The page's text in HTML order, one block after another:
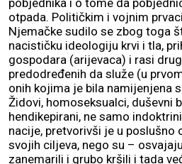
otpada. Političkim i vojnim
Njemačke sudilo se zbog toga
nacističku ideologiju krvi i tla,
gospodara (arijevaca) i rasi
predodređenih da služe (u
onih kojima je bila namijenjena
Židovi, homoseksualci, duševni
hendikepirani, ne samo
nacije, pretvorivši je u poslušno
svojih ciljeva, nego su –
zanemarili i grubo kršili i tada